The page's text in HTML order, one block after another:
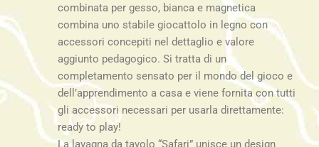
combinata per gesso, bianca e magnetica
combina uno stabile giocattolo in legno con
accessori concepiti nel dettaglio e valore
aggiunto pedagogico. Si tratta di un
completamento sensato per il mondo del gioco e
dell’apprendimento a casa e viene fornita con tutti
gli accessori necessari per usarla direttamente:
ready to play!
La lavagna da tavolo “Safari” unisce un design